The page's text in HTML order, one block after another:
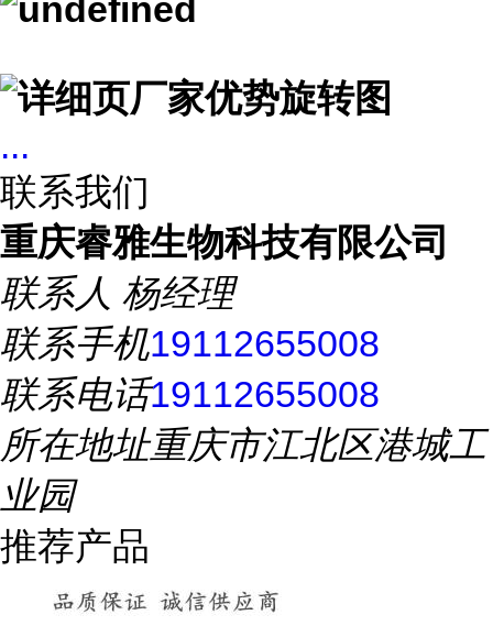
...
联系我们
重庆睿雅生物科技有限公司
联系人 杨经理
联系手机19112655008
联系电话19112655008
所在地址重庆市江北区港城工
业园
推荐产品